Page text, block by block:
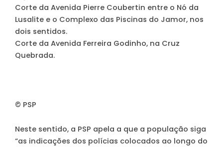
Corte da Avenida Pierre Coubertin entre o Nó da
Lusalite e o Complexo das Piscinas do Jamor, nos
dois sentidos.
Corte da Avenida Ferreira Godinho, na Cruz
Quebrada.
© PSP
Neste sentido, a PSP apela a que a população siga
“as indicações dos polícias colocados ao longo do